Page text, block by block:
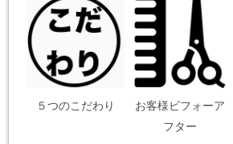
５つのこだわり
お客様ビフォーア
フター